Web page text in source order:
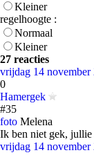
Kleiner
regelhoogte :
Normaal
Kleiner
27 reacties
vrijdag 14 november
0
Hamergek
#35
foto Melena
Ik ben niet gek, jullie
vrijdag 14 november